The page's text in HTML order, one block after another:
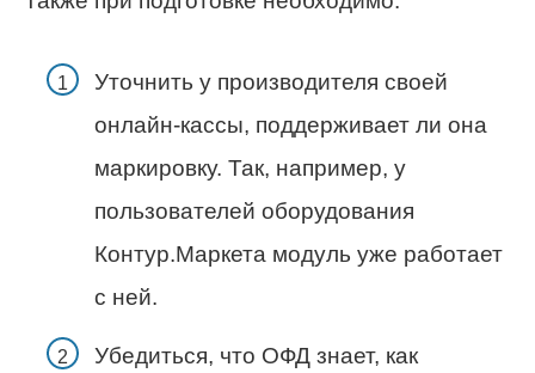
Уточнить у производителя своей
онлайн-кассы, поддерживает ли она
маркировку. Так, например, у
пользователей оборудования
Контур.Маркета модуль уже работает
с ней.
Убедиться, что ОФД знает, как